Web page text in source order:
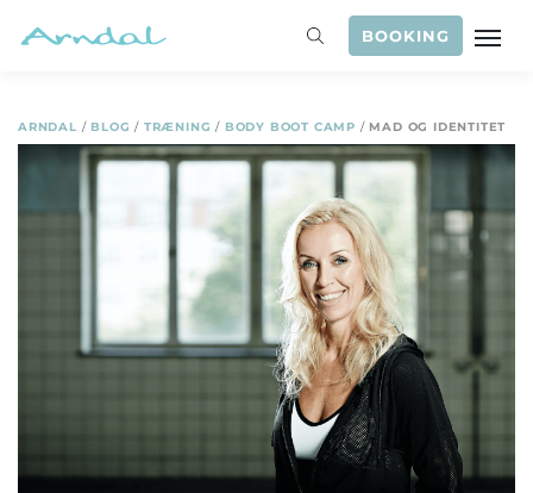
BOOKING
ARNDAL / BLOG / TRÆNING / BODY BOOT CAMP / MAD OG IDENTITET